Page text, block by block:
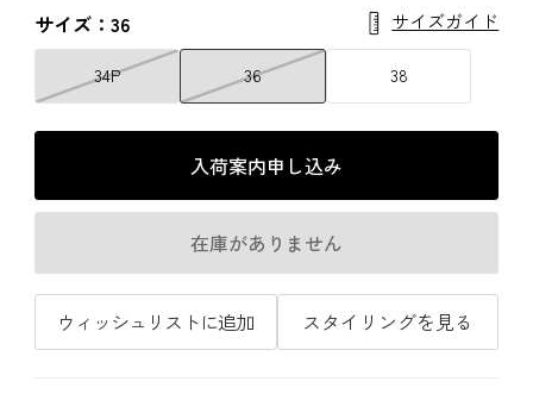
サイズ：36 サイズガイド
34P 36 38
入荷案内申し込み
在庫がありません
ウィッシュリストに追加 スタイリングを見る